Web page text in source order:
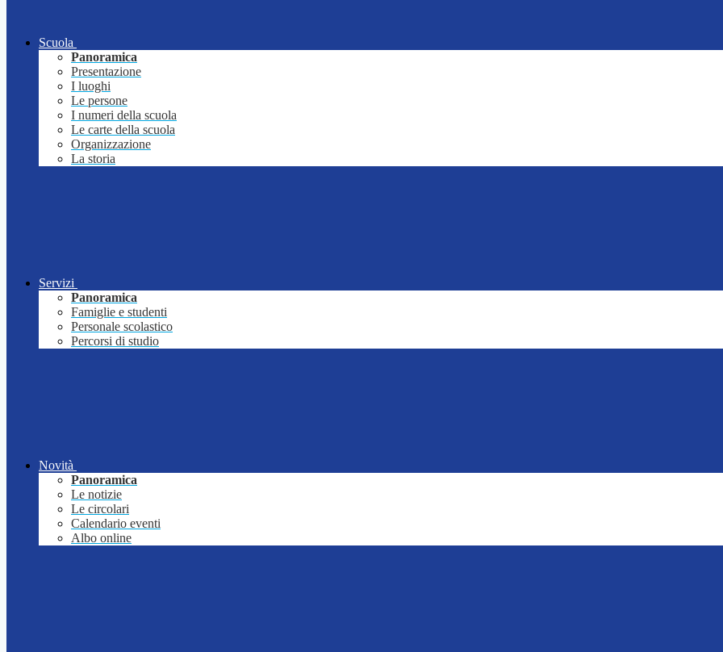
Scuola
Panoramica
Presentazione
I luoghi
Le persone
I numeri della scuola
Le carte della scuola
Organizzazione
La storia
Servizi
Panoramica
Famiglie e studenti
Personale scolastico
Percorsi di studio
Novità
Panoramica
Le notizie
Le circolari
Calendario eventi
Albo online